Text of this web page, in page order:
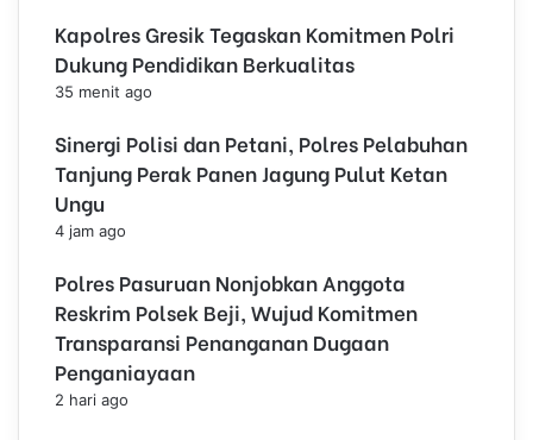
Kapolres Gresik Tegaskan Komitmen Polri
Dukung Pendidikan Berkualitas
35 menit ago
Sinergi Polisi dan Petani, Polres Pelabuhan
Tanjung Perak Panen Jagung Pulut Ketan
Ungu
4 jam ago
Polres Pasuruan Nonjobkan Anggota
Reskrim Polsek Beji, Wujud Komitmen
Transparansi Penanganan Dugaan
Penganiayaan
2 hari ago